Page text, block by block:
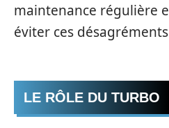
maintenance régulière
éviter ces
LE RÔLE DU TURBO